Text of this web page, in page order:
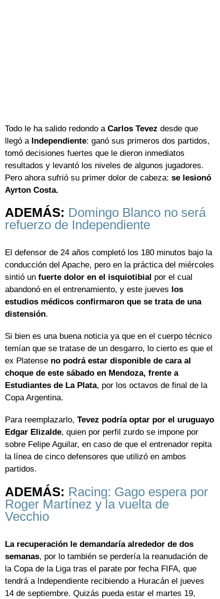
Todo le ha salido redondo a Carlos Tevez desde que
llegó a Independiente: ganó sus primeros dos partidos,
tomó decisiones fuertes que le dieron inmediatos
resultados y levantó los niveles de algunos jugadores.
Pero ahora sufrió su primer dolor de cabeza: se lesionó
Ayrton Costa.
ADEMÁS: Domingo Blanco no será
refuerzo de Independiente
El defensor de 24 años completó los 180 minutos bajo la
conducción del Apache, pero en la práctica del miércoles
sintió un fuerte dolor en el isquiotibial por el cual
abandonó en el entrenamiento, y este jueves los
estudios médicos confirmaron que se trata de una
distensión.
Si bien es una buena noticia ya que en el cuerpo técnico
temían que se tratase de un desgarro, lo cierto es que el
ex Platense no podrá estar disponible de cara al
choque de este sábado en Mendoza, frente a
Estudiantes de La Plata, por los octavos de final de la
Copa Argentina.
Para reemplazarlo, Tevez podría optar por el uruguayo
Edgar Elizalde, quien por perfil zurdo se impone por
sobre Felipe Aguilar, en caso de que el entrenador repita
la línea de cinco defensores que utilizó en ambos
partidos.
ADEMÁS: Racing: Gago espera por
Roger Martínez y la vuelta de
Vecchio
La recuperación le demandaría alrededor de dos
semanas, por lo también se perdería la reanudación de
la Copa de la Liga tras el parate por fecha FIFA, que
tendrá a Independiente recibiendo a Huracán el jueves
14 de septiembre. Quizás pueda estar el martes 19,